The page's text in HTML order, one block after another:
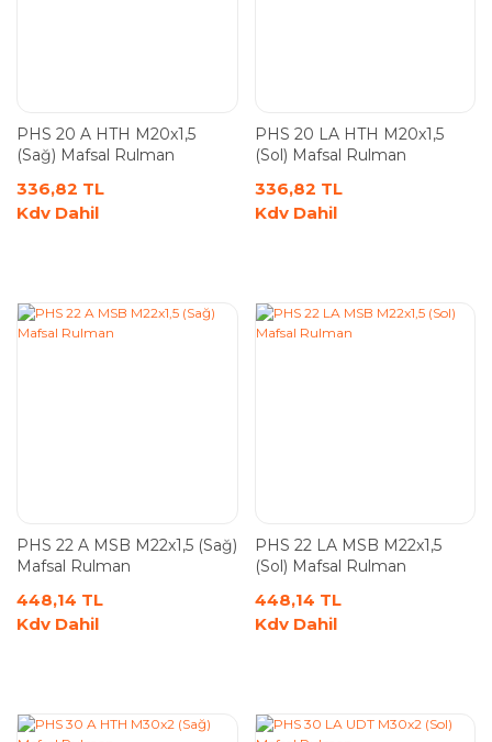
PHS 20 A HTH M20x1,5
(Sağ) Mafsal Rulman
336,82 TL
Kdv Dahil
PHS 20 LA HTH M20x1,5
(Sol) Mafsal Rulman
336,82 TL
Kdv Dahil
PHS 22 A MSB M22x1,5 (Sağ)
Mafsal Rulman
448,14 TL
Kdv Dahil
PHS 22 LA MSB M22x1,5
(Sol) Mafsal Rulman
448,14 TL
Kdv Dahil